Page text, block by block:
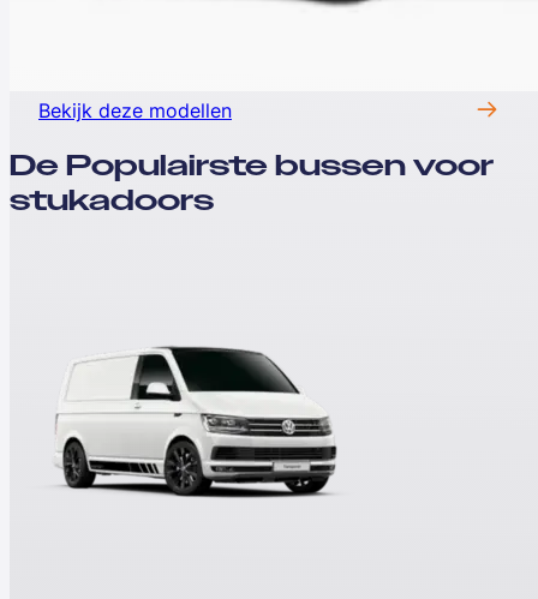
Bekijk deze modellen
De Populairste bussen voor
stukadoors